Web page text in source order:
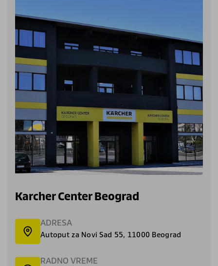
Karcher Center Beograd
ADRESA
Autoput za Novi Sad 55, 11000 Beograd
RADNO VREME